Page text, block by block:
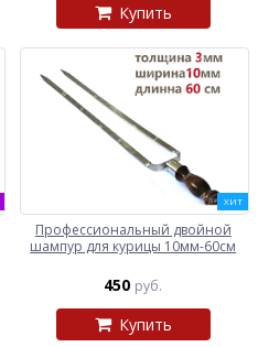
Купить
ХИТ
Профессиональный двойной
шампур для курицы 10мм-60см
450 руб.
Купить